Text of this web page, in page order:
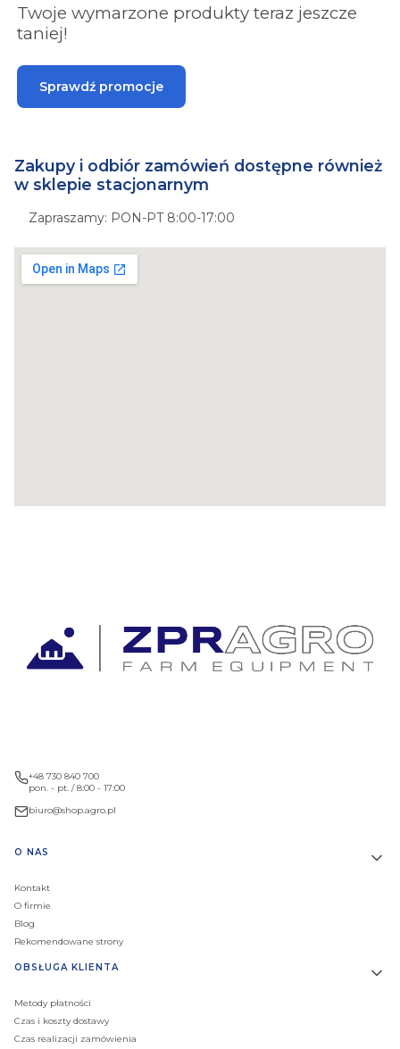
Twoje wymarzone produkty teraz jeszcze
taniej!
Sprawdź promocje
Zakupy i odbiór zamówień dostępne również
w sklepie stacjonarnym
Zapraszamy: PON-PT 8:00-17:00
+48 730 840 700
pon. - pt. / 8:00 - 17:00
biuro@shop.agro.pl
Linki w stopce
O NAS
Kontakt
O firmie
Blog
Rekomendowane strony
OBSŁUGA KLIENTA
Metody płatności
Czas i koszty dostawy
Czas realizacji zamówienia